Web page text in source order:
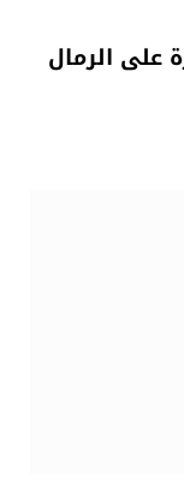
على الرمال